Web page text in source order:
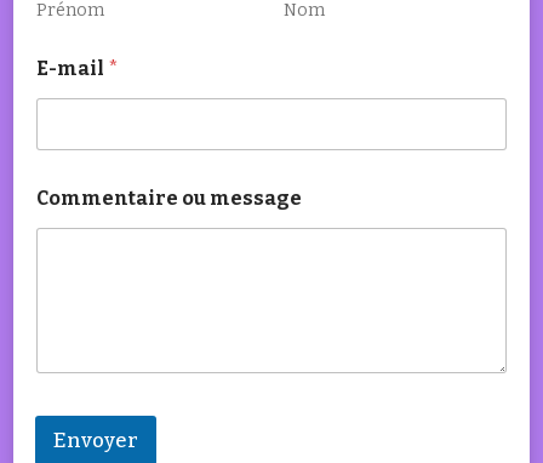
Prénom Nom
E-mail *
Commentaire ou message
Envoyer